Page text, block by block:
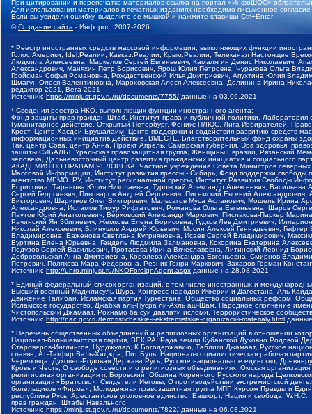
При цитировании и перепечатке материалов ссылка на портал «ИнфоШОС»
Для использования материалов в печатных изданиях необходимо письменное
Если вы увидели ошибку, выделите ее мышкой и нажмите клавиши Ctrl+Enter
©Создание сайта - Инфорос, 2007-2026
* Реестр иностранных средств массовой информации, выполняющих функции
Голос Америки, Idel.Реалии, Кавказ.Реалии, Крым.Реалии, Телеканал Настоящее
Людмила Алексеевна, Маркелов Сергей Евгеньевич, Камалягин Денис Николаевич,
Александрович, Маняхин Петр Борисович, Ярош Юлия Петровна, Чуракова Ольга
Гройсман Софья Романовна, Рождественский Илья Дмитриевич, Апухтина Юлия
Шмагун Олеся Валентиновна, Мароховская Алеся Алексеевна, Долинина Ирина
редактор 2021, Вега 2021
Источник: https://minjust.gov.ru/ru/documents/7755/ данные на 03.09.2021
* Сведения реестра НКО, выполняющих функции иностранного агента:
Фонд защиты прав граждан Штаб, Институт права и публичной политики,
Гуманитарное действие, Открытый Петербург, Феникс ПЛЮС, Лига Избирателей,
Крест, Центр Хасдей Ерушалаим, Центр поддержки и содействия развитию средств
информационных инициатив Действие, ВМЕСТЕ, Благотворительный фонд охраны
Так, центр Сова, центр Анна, Проект Апрель, Самарская губерния, Эра здоровья,
защиты СИБАЛЬТ, Уральская правозащитная группа, Женщины Евразии, Рязанский
человека, Дальневосточный центр развития гражданских инициатив и социального
АКАДЕМИЯ ПО ПРАВАМ ЧЕЛОВЕКА, Частное учреждение Совета Министров северных
Массовой Информации, Институт развития прессы - Сибирь, Фонд поддержки
агентство МЕМО. РУ, Институт региональной прессы, Институт Развития Свободы
Борисовна, Таранова Юлия Николаевна, Туровский Александр Алексеевич,
Сергей Георгиевич, Пивоваров Андрей Сергеевич, Писемский Евгений
Викторович, Шарипков Олег Викторович, Мальсагов Муса Асланович, Мошель Ирина
Александровна, Исламов Тимур Рифгатович, Романова Ольга Евгеньевна, Щаров
Паутов Юрий Анатольевич, Верховский Александр Маркович, Пислакова-Паркер
Рачинский Ян Збигневич, Жемкова Елена Борисовна, Гудков Лев Дмитриевич,
Николай Алексеевич, Блинушов Андрей Юрьевич, Мосин Алексей Геннадьевич,
Владимировна, Баженова Светлана Куприяновна, Исаев Сергей Владимирович,
Буртина Елена Юрьевна, Гендель Людмила Залмановна, Кокорина Екатерина
Подузов Сергей Васильевич, Протасова Ирина Вячеславовна, Литинский Леонид
Добровольская Анна Дмитриевна, Королева Александра Евгеньевна, Смирнов
Петрович, Полякова Мара Федоровна, Резник Генри Маркович, Захаров Герман
Источник: http://unro.minjust.ru/NKOForeignAgent.aspx данные на 28.08.2021
* Единый федеральный список организаций, в том числе иностранных и
Высший военный Маджлисуль Шура, Конгресс народов Ичкерии и Дагестана, Аль-
Движение Талибан, Исламская партия Туркестана, Общество социальных реформ,
Исламское государство, Джабха аль-Нусра ли-Ахль аш-Шам, Народное ополчение
Чистопольский Джамаат, Рохнамо ба суи давлати исломи, Террористическое
Источник: http://nac.gov.ru/terroristicheskie-i-ekstremistskie-organizacii-i-materialy.html
* Перечень общественных объединений и религиозных организаций в отношении
Национал-большевистская партия, ВЕК РА, Рада земли Кубанской Духовно Родовой
Староверов-Инглингов, Нурджулар, К Богодержавию, Таблиги Джамаат, Русское
славян, Ат-Такфир Валь-Хиджра, Пит Буль, Национал-социалистическая рабочая
Череповца, Духовно-Родовая Держава Русь, Русское национальное единство,
Кровь и Честь, О свободе совести и о религиозных объединениях, Омская
религиозная организация п. Боровский, Община Коренного Русского народа
организация «Братство», Свидетели Иеговы, О противодействии экстремистской
болельщиков «Фирма», Молодежная правозащитная группа МПГ, Курсом Правды и
республика Русь, Арестантское уголовное единство, Башкорт, Нация и свобода,
прав граждан, Штабы Навального
Источник: https://minjust.gov.ru/ru/documents/7822/ данные на 06.08.2021